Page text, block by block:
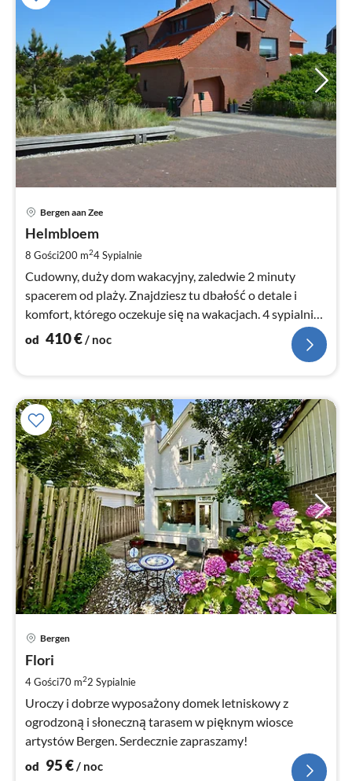
Bergen aan Zee
Helmbloem
8 Gości200 m24Sypialnie
Cudowny, duży dom wakacyjny, zaledwie 2 minuty
spacerem od plaży. Znajdziesz tu dbałość o detale i
komfort, którego oczekuje się na wakacjach. 4 sypialnie i
2 łazienki.
od 410€/ noc
Bergen
Flori
4 Gości70 m22 Sypialnie
Uroczy i dobrze wyposażony domek letniskowy z
ogrodzoną i słoneczną tarasem w pięknym wiosce
artystów Bergen. Serdecznie zapraszamy!
od 95€ / noc